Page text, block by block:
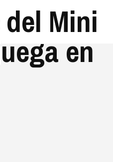
Mini
en